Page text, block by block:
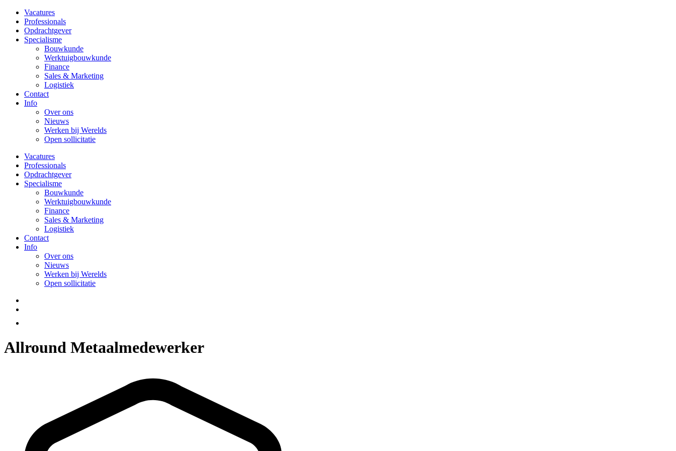
Vacatures
Professionals
Opdrachtgever
Specialisme
Bouwkunde
Werktuigbouwkunde
Finance
Sales & Marketing
Logistiek
Contact
Info
Over ons
Nieuws
Werken bij Werelds
Open sollicitatie
Vacatures
Professionals
Opdrachtgever
Specialisme
Bouwkunde
Werktuigbouwkunde
Finance
Sales & Marketing
Logistiek
Contact
Info
Over ons
Nieuws
Werken bij Werelds
Open sollicitatie
Allround Metaalmedewerker